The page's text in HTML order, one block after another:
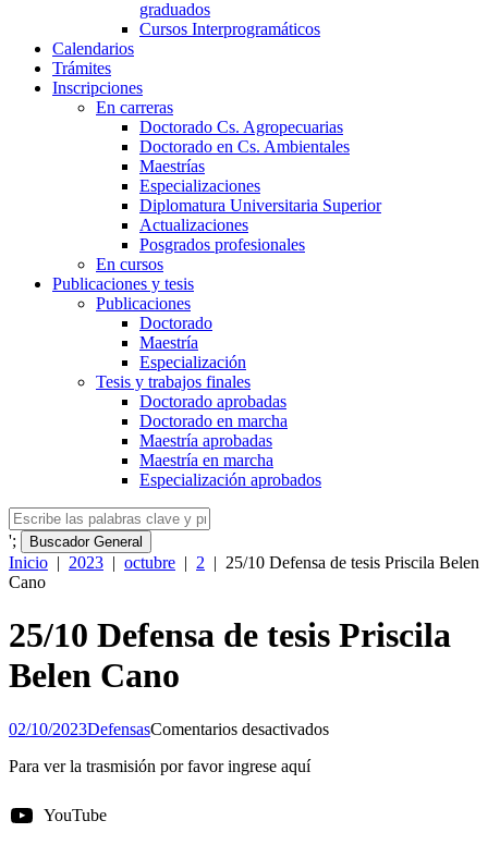
graduados
Cursos Interprogramáticos
Calendarios
Trámites
Inscripciones
En carreras
Doctorado Cs. Agropecuarias
Doctorado en Cs. Ambientales
Maestrías
Especializaciones
Diplomatura Universitaria Superior
Actualizaciones
Posgrados profesionales
En cursos
Publicaciones y tesis
Publicaciones
Doctorado
Maestría
Especialización
Tesis y trabajos finales
Doctorado aprobadas
Doctorado en marcha
Maestría aprobadas
Maestría en marcha
Especialización aprobados
'; Buscador General
Inicio | 2023 | octubre | 2 | 25/10 Defensa de tesis Priscila Belen
Cano
25/10 Defensa de tesis Priscila
Belen Cano
02/10/2023DefensasComentarios desactivadosen
Para ver la trasmisión por favor ingrese aquí
YouTube